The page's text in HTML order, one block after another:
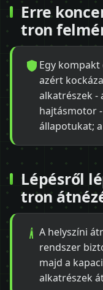
Erre
tron
Egy
azért
alkatrészek -
hajtásmotor
állapotukat;
Lépésről
tron
A helyszíni
rendszer
majd a
alkatrészek